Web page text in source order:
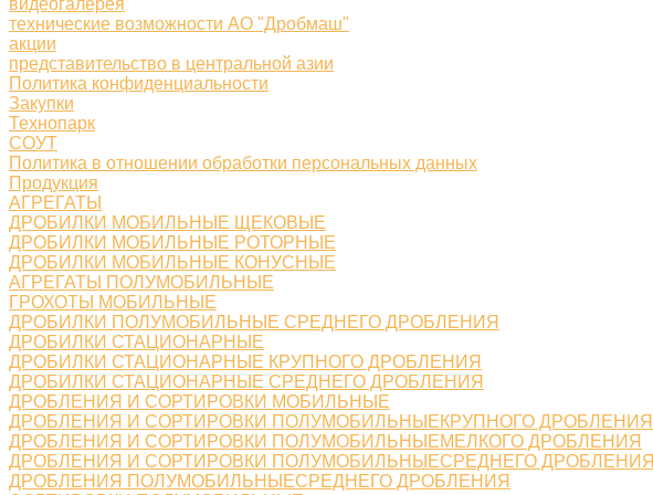
видеогалерея
технические возможности АО "Дробмаш"
акции
представительство в центральной азии
Политика конфиденциальности
Закупки
Технопарк
СОУТ
Политика в отношении обработки персональных данных
Продукция
АГРЕГАТЫ
ДРОБИЛКИ МОБИЛЬНЫЕ ЩЕКОВЫЕ
ДРОБИЛКИ МОБИЛЬНЫЕ РОТОРНЫЕ
ДРОБИЛКИ МОБИЛЬНЫЕ КОНУСНЫЕ
АГРЕГАТЫ ПОЛУМОБИЛЬНЫЕ
ГРОХОТЫ МОБИЛЬНЫЕ
ДРОБИЛКИ ПОЛУМОБИЛЬНЫЕ СРЕДНЕГО ДРОБЛЕНИЯ
ДРОБИЛКИ СТАЦИОНАРНЫЕ
ДРОБИЛКИ СТАЦИОНАРНЫЕ КРУПНОГО ДРОБЛЕНИЯ
ДРОБИЛКИ СТАЦИОНАРНЫЕ СРЕДНЕГО ДРОБЛЕНИЯ
ДРОБЛЕНИЯ И СОРТИРОВКИ МОБИЛЬНЫЕ
ДРОБЛЕНИЯ И СОРТИРОВКИ ПОЛУМОБИЛЬНЫЕКРУПНОГО ДРОБЛЕНИЯ
ДРОБЛЕНИЯ И СОРТИРОВКИ ПОЛУМОБИЛЬНЫЕМЕЛКОГО ДРОБЛЕНИЯ
ДРОБЛЕНИЯ И СОРТИРОВКИ ПОЛУМОБИЛЬНЫЕСРЕДНЕГО ДРОБЛЕНИЯ
ДРОБЛЕНИЯ ПОЛУМОБИЛЬНЫЕСРЕДНЕГО ДРОБЛЕНИЯ